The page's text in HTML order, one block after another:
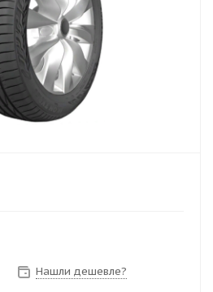
Нашли дешевле?